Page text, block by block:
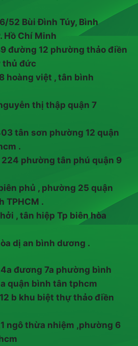
52 Bùi Đình Túy, Bình
Hồ Chí Minh
đường 12 phường thảo điền
thủ đức
hoàng việt , tân bình
thị thập quận 7
tân sơn phường 12 quận
.
phường tân phú quận 9
phủ , phường 25 quận
TPHCM .
, tân hiệp Tp biên hòa
dị an bình dương .
đương 7a phường bình
quận bình tân tphcm
b khu biệt thự thảo điền
ngô thừa nhiệm ,phường 6